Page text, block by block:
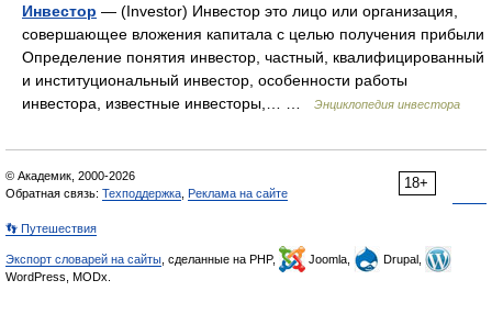
Инвестор — (Investor) Инвестор это лицо или организация,
совершающее вложения капитала с целью получения прибыли
Определение понятия инвестор, частный, квалифицированный
и институциональный инвестор, особенности работы
инвестора, известные инвесторы,… …
Энциклопедия инвестора
18+
© Академик, 2000-2026
Обратная связь: Техподдержка Реклама на сайте
👣 Путешествия
Экспорт словарей на сайты , сделанные на PHP, Joomla,
Drupal,
WordPress, MODx.